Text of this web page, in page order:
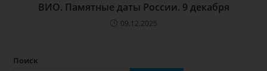
ВИО. Памятные даты России. 9 декабря
09.12.2025
Поиск